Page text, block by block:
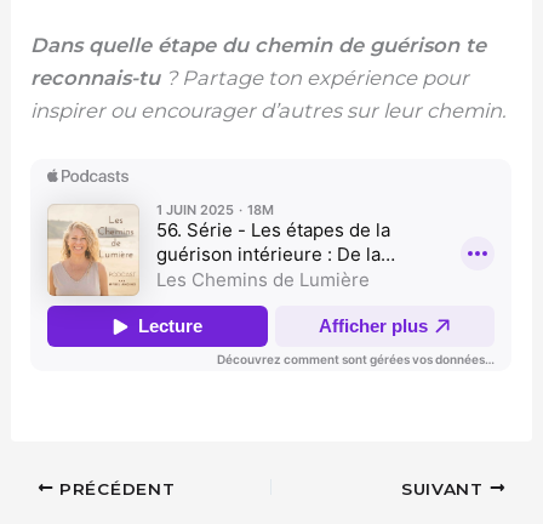
Dans quelle étape du chemin de guérison te
reconnais-tu ? Partage ton expérience pour
inspirer ou encourager d’autres sur leur chemin.
PRÉCÉDENT SUIVANT